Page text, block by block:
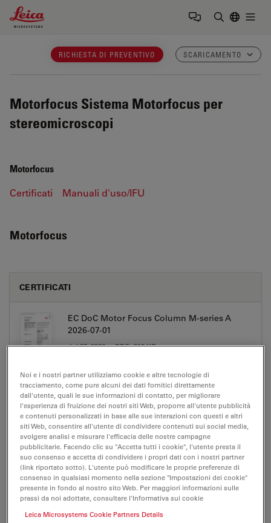
Leica Microsystems Logo
RICHIESTA DI PREVENTIVO SCARICAMENTO
Motorfocus Sistema Motorfocus per
stereomicroscopi
Motorfocus
Certificati Manuali d'uso/IFU
Motorfocus
CERTIFICATI
EC DoC Motor Focus Column M-series A
2026-07-01
Jul 27, 2026 PDF, 310 KB
DOWNLOAD
MANUALI D'USO/IFU
Leica Motorized focus column UserManual
CN
Jul 27, 2026 PDF, 2 MB
Noi e i nostri partner utilizziamo cookie e altre tecnologie di
tracciamento, come pure alcuni dei dati fornitici direttamente
dall'utente, quali le sue informazioni di contatto, per migliorare
l'esperienza di fruizione dei nostri siti Web, proporre all'utente pubblicità
e contenuti personalizzati in base alle sue interazioni con questi e altri
siti Web, consentire all'utente di condividere contenuti sui social media,
svolgere analisi e misurare l'efficacia delle nostre campagne
pubblicitarie. Facendo clic su "Accetta tutti i cookie", l'utente presta il
suo consenso e accetta di condividere i propri dati con i nostri partner
(link riportato sotto). L'utente può modificare le proprie preferenze di
consenso in qualsiasi momento nella sezione "Impostazioni dei cookie"
presente in fondo al nostro sito Web. Per maggiori informazioni sulle
prassi da noi adottate, consultare l'Informativa sui cookie
Leica Microsystems Cookie Partners Details